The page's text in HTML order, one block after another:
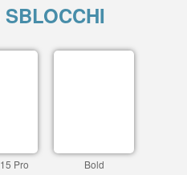
Pro
Bold